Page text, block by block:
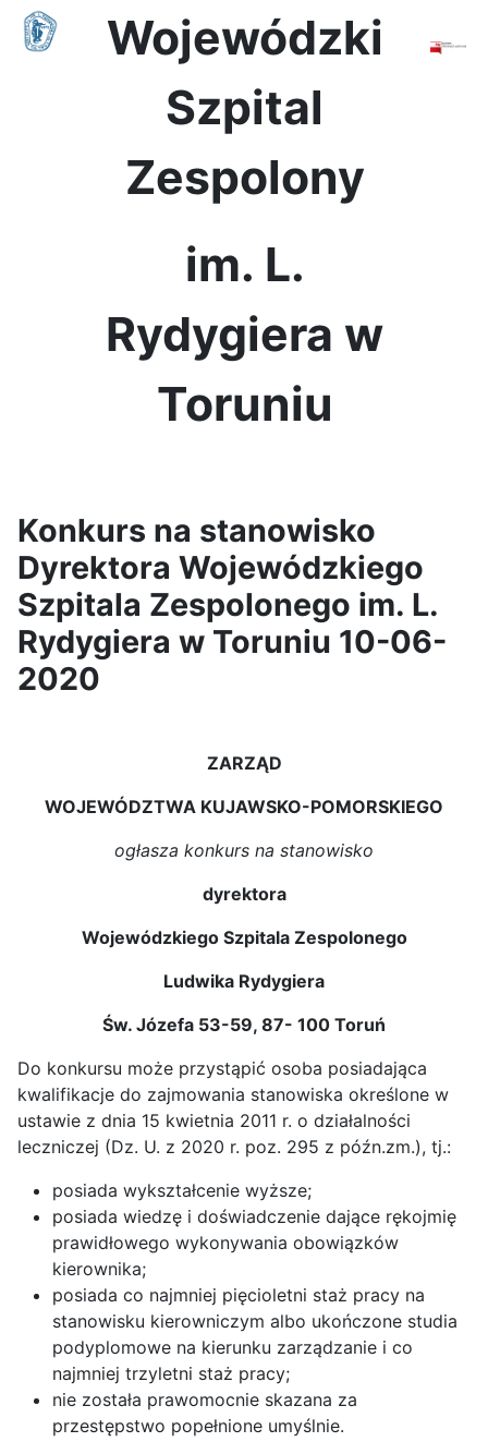
Wojewódzki
Szpital
Zespolony
im. L.
Rydygiera w
Toruniu
Konkurs na stanowisko
Dyrektora Wojewódzkiego
Szpitala Zespolonego im. L.
Rydygiera w Toruniu 10-06-
2020
ZARZĄD
WOJEWÓDZTWA KUJAWSKO-POMORSKIEGO
ogłasza konkurs na stanowisko
dyrektora
Wojewódzkiego Szpitala Zespolonego
Ludwika Rydygiera
Św. Józefa 53-59, 87- 100 Toruń
Do konkursu może przystąpić osoba posiadająca
kwalifikacje do zajmowania stanowiska określone w
ustawie z dnia 15 kwietnia 2011 r. o działalności
leczniczej (Dz. U. z 2020 r. poz. 295 z późn.zm.), tj.:
posiada wykształcenie wyższe;
posiada wiedzę i doświadczenie dające rękojmię
prawidłowego wykonywania obowiązków
kierownika;
posiada co najmniej pięcioletni staż pracy na
stanowisku kierowniczym albo ukończone studia
podyplomowe na kierunku zarządzanie i co
najmniej trzyletni staż pracy;
nie została prawomocnie skazana za
przestępstwo popełnione umyślnie.